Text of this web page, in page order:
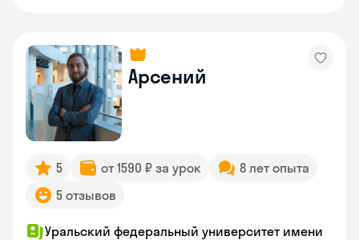
Арсений
5 от 1590 ₽ за урок
8 лет опыта
5 отзывов
Уральский федеральный университет имени